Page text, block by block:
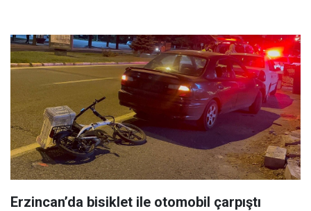
Erzincan’da bisiklet ile otomobil çarpıştı